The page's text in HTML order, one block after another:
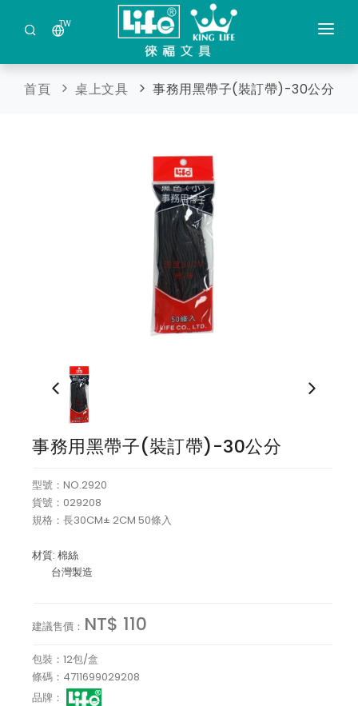
TW
公司簡介
日本DRETEC(多利可)產品
桌上文具
郵寄黏膠及捲尺
方向望遠光學儀器
蠟筆及木材筆
其他
電腦OA清潔王
首頁 桌上文具 事務用黑帶子(裝訂帶)-30公分
事務用黑帶子(裝訂帶)-30公分
型號：NO.2920
貨號：029208
規格：長30CM± 2CM 50條入
材質: 棉絲
台灣製造
建議售價： NT$ 110
包裝：12包/盒
條碼：4711699029208
品牌：